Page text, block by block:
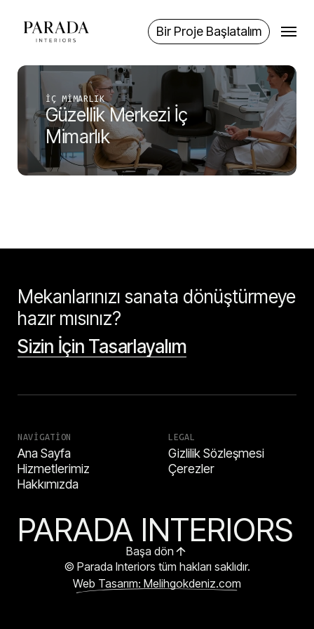
content
Bir Proje Başlatalım
Menu
İÇ MIMARLIK
Güzellik Merkezi İç
Mimarlık
Mekanlarınızı sanata dönüştürmeye
hazır mısınız?
Sizin İçin Tasarlayalım
NAVIGATION
Ana Sayfa
Hizmetlerimiz
Hakkımızda
LEGAL
Gizlilik Sözleşmesi
Çerezler
PARADA INTERIORS
Başa dön
© Parada Interiors tüm hakları saklıdır.
Web Tasarım: Melihgokdeniz.com